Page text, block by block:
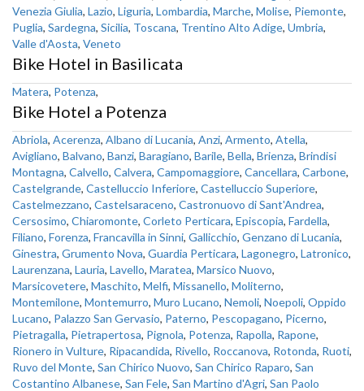
Venezia Giulia, Lazio, Liguria, Lombardia, Marche, Molise, Piemonte,
Puglia, Sardegna, Sicilia, Toscana, Trentino Alto Adige, Umbria,
Valle d'Aosta, Veneto
Bike Hotel in Basilicata
Matera, Potenza,
Bike Hotel a Potenza
Abriola, Acerenza, Albano di Lucania, Anzi, Armento, Atella,
Avigliano, Balvano, Banzi, Baragiano, Barile, Bella, Brienza, Brindisi
Montagna, Calvello, Calvera, Campomaggiore, Cancellara, Carbone,
Castelgrande, Castelluccio Inferiore, Castelluccio Superiore,
Castelmezzano, Castelsaraceno, Castronuovo di Sant'Andrea,
Cersosimo, Chiaromonte, Corleto Perticara, Episcopia, Fardella,
Filiano, Forenza, Francavilla in Sinni, Gallicchio, Genzano di Lucania,
Ginestra, Grumento Nova, Guardia Perticara, Lagonegro, Latronico,
Laurenzana, Lauria, Lavello, Maratea, Marsico Nuovo,
Marsicovetere, Maschito, Melfi, Missanello, Moliterno,
Montemilone, Montemurro, Muro Lucano, Nemoli, Noepoli, Oppido
Lucano, Palazzo San Gervasio, Paterno, Pescopagano, Picerno,
Pietragalla, Pietrapertosa, Pignola, Potenza, Rapolla, Rapone,
Rionero in Vulture, Ripacandida, Rivello, Roccanova, Rotonda, Ruoti,
Ruvo del Monte, San Chirico Nuovo, San Chirico Raparo, San
Costantino Albanese, San Fele, San Martino d'Agri, San Paolo